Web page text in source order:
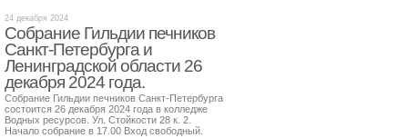
24 декабря 2024
Собрание Гильдии печников
Санкт-Петербурга и
Ленинградской области 26
декабря 2024 года.
Собрание Гильдии печников Санкт-Петербурга
состоится 26 декабря 2024 года в колледже
Водных ресурсов. Ул. Стойкости 28 к. 2.
Начало собрание в 17.00 Вход свободный.